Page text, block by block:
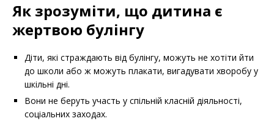
Як зрозуміти, що дитина є
жертвою булінгу
Діти, які страждають від булінгу, можуть не хотіти йти
до школи або ж можуть плакати, вигадувати хворобу у
шкільні дні.
Вони не беруть участь у спільній класній діяльності,
соціальних заходах.